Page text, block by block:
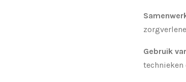
Gebruik